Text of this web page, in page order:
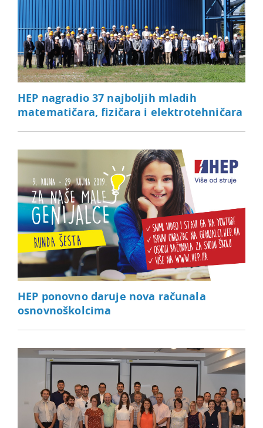
HEP nagradio 37 najboljih mladih
matematičara, fizičara i elektrotehničara
HEP ponovno daruje nova računala
osnovnoškolcima